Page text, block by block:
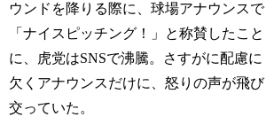
ウンドを降りる際に、球場アナウンスで
「ナイスピッチング！」と称賛したこと
に、虎党はSNSで沸騰。さすがに配慮に
欠くアナウンスだけに、怒りの声が飛び
交っていた。